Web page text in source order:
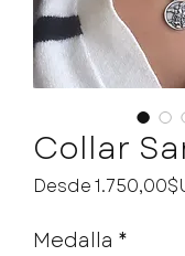
Collar
Desde
Medalla *